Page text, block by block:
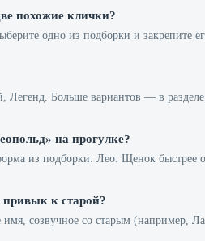
похожие клички?
одно из подборки и
Больше вариантов — в разделе
на прогулке?
из подборки: Лео. Щенок быстрее
к старой?
имя, созвучное со старым